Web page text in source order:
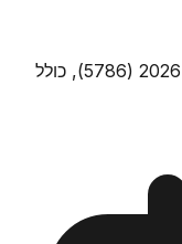
מצאו את התאריכים המדויקים לפסח שני 2026 (5786), כולל